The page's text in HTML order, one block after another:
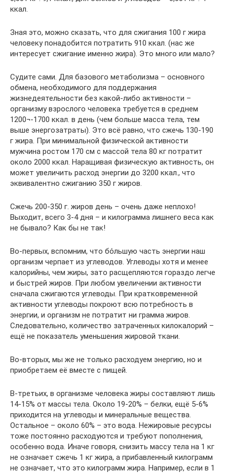
ккал.
Зная это, можно сказать, что для сжигания 100 г жира
человеку понадобится потратить 910 ккал. (нас же
интересует сжигание именно жира). Это много или мало?
Судите сами. Для базового метаболизма – основного
обмена, необходимого для поддержания
жизнедеятельности без какой-либо активности –
организму взрослого человека требуется в среднем
1200¬-1700 ккал. в день (чем больше масса тела, тем
выше энергозатраты). Это всё равно, что сжечь 130-190
г жира. При минимальной физической активности
мужчина ростом 170 см с массой тела 80 кг потратит
около 2000 ккал. Наращивая физическую активность, он
может увеличить расход энергии до 3200 ккал., что
эквивалентно сжиганию 350 г жиров.
Сжечь 200-350 г. жиров день – очень даже неплохо!
Выходит, всего 3-4 дня – и килограмма лишнего веса как
не бывало? Как бы не так!
Во-первых, вспомним, что бо́льшую часть энергии наш
организм черпает из углеводов. Углеводы хотя и менее
калорийны, чем жиры, зато расщепляются гораздо легче
и быстрей жиров. При любом увеличении активности
сначала сжигаются углеводы. При кратковременной
активности углеводы покроют всю потребность в
энергии, и организм не потратит ни грамма жиров.
Следовательно, количество затраченных килокалорий –
ещё не показатель уменьшения жировой ткани.
Во-вторых, мы же не только расходуем энергию, но и
приобретаем её вместе с пищей.
В-третьих, в организме человека жиры составляют лишь
14-15% от массы тела. Около 19-20% – белки, ещё 5-6%
приходится на углеводы и минеральные вещества.
Остальное – около 60% – это вода. Нежировые ресурсы
тоже постоянно расходуются и требуют пополнения,
особенно вода. Иначе говоря, снизить массу тела на 1 кг
не означает сжечь 1 кг жира, а прибавленный килограмм
не означает, что это килограмм жира. Например, если в 1